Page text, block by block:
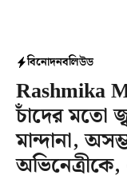
বিনোদনবলিউড
Rashmika
চাঁদের মতো
মান্দানা,